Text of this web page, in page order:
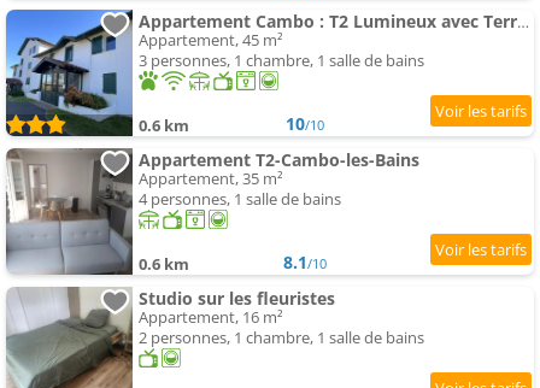
Appartement Cambo : T2 Lumineux avec Terrasse Sud, Wifi & Parking - FR-1-495-6
Appartement, 45 m²
3 personnes, 1 chambre, 1 salle de bains
0.6 km 10/10
Appartement T2-Cambo-les-Bains
Appartement, 35 m²
4 personnes, 1 salle de bains
0.6 km 8.1/10
Studio sur les fleuristes
Appartement, 16 m²
2 personnes, 1 chambre, 1 salle de bains